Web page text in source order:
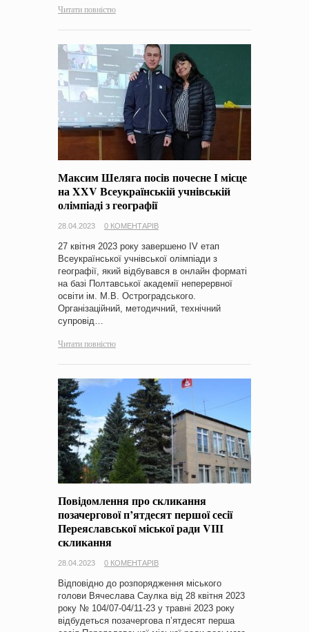
Читати повністю
Максим Шеляга посів почесне І місце
на XXV Всеукраїнській учнівській
олімпіаді з географії
28.04.2023 0 КОМЕНТАРІВ
27 квітня 2023 року завершено ІV етап
Всеукраїнської учнівської олімпіади з
географії, який відбувався в онлайн форматі
на базі Полтавської академії неперервної
освіти ім. М.В. Остроградського.
Організаційний, методичний, технічний
супровід…
Читати повністю
Повідомлення про скликання
позачергової п’ятдесят першої сесії
Переяславської міської ради VІІІ
скликання
28.04.2023 0 КОМЕНТАРІВ
Відповідно до розпорядження міського
голови Вячеслава Саулка від 28 квітня 2023
року № 104/07-04/11-23 у травні 2023 року
відбудеться позачергова п’ятдесят перша